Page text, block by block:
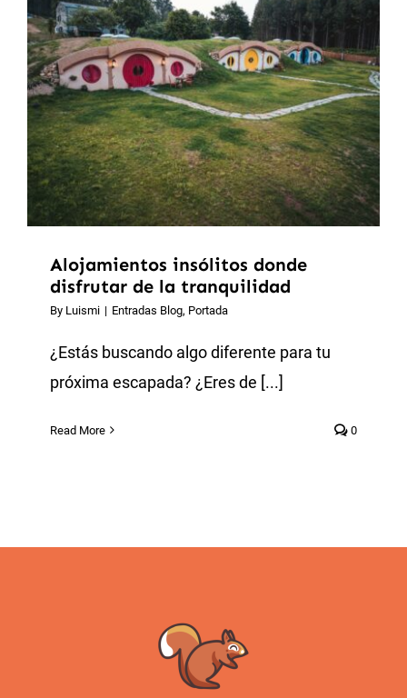
Alojamientos insólitos donde
disfrutar de la tranquilidad
By Luismi | Entradas Blog, Portada
¿Estás buscando algo diferente para tu
próxima escapada? ¿Eres de [...]
Read More 0